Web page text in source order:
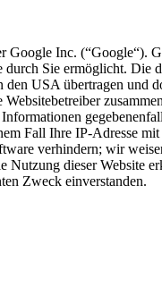
Google Inc.
Sie ermöglicht.
USA übertragen und
Fall Ihre IP-Adresse
verhindern; wir
dieser Website
Zweck einverstanden.